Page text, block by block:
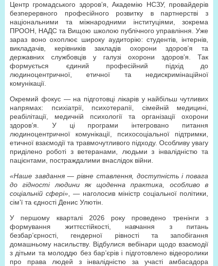
Центр громадського здоров’я, Академію НСЗУ, провайдерів
безперервного професійного розвитку в партнерстві з
національними та міжнародними інституціями, зокрема
ПРООН, НАДС та Вищою школою публічного управління. Уже
зараз воно охоплює широку аудиторію: студентів, інтернів,
викладачів, керівників закладів охорони здоров’я та
державних службовців у галузі охорони здоров’я. Так
формується єдиний професійний підхід до
людиноцентричної, етичної та недискримінаційної
комунікації.
Окремий фокус — на підготовці лікарів у найбільш чутливих
напрямах: психіатрії, психотерапії, сімейній медицині,
реабілітації, медичній психології та організації охорони
здоров’я. У ці програми інтегровано питання
людиноцентричної комунікації, психосоціальної підтримки,
етичної взаємодії та травмочутливого підходу. Особливу увагу
приділено роботі з ветеранами, людьми з інвалідністю та
пацієнтами, постраждалими внаслідок війни.
«Наше завдання — рівне ставлення, доступність і повага
до гідності людини як щоденна практика, особливо в
соціальній сфері» , — наголосив міністр соціальної політики,
сім’ї та єдності Денис Улютін.
У першому кварталі 2026 року проведено тренінги з
формування життєстійкості, навчання з питань
безбар’єрності, гендерної рівності та запобігання
домашньому насильству. Відбулися вебінари щодо взаємодії
з дітьми та молоддю без бар’єрів і підготовлено відеоролики
про права людей з інвалідністю за участі амбасадора